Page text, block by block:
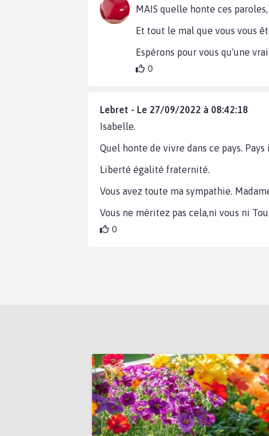
MAIS quelle honte ces
Et tout le mal que vous vous
Espérons pour vous qu'une
0
Lebret - Le 27/09/2022 à 08:42:18
Isabelle.
Quel honte de vivre dans ce pays.
Liberté égalité fraternité.
Vous avez toute ma sympathie.
Vous ne méritez pas cela,ni vous ni
0